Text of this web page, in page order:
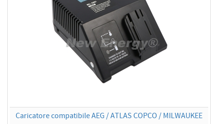
Caricatore compatibile AEG / ATLAS COPCO / MILWAUKEE